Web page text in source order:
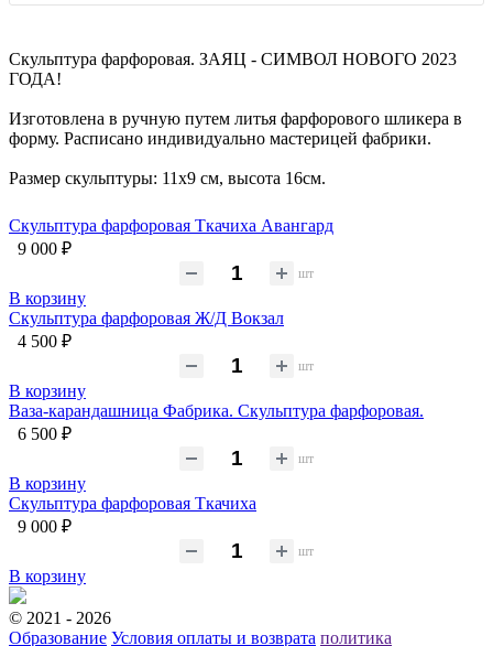
Скульптура фарфоровая. ЗАЯЦ - СИМВОЛ НОВОГО 2023
ГОДА!
Изготовлена в ручную путем литья фарфорового шликера в
форму. Расписано индивидуально мастерицей фабрики.
Размер скульптуры: 11х9 см, высота 16см.
Скульптура фарфоровая Ткачиха Авангард
9 000 ₽
шт
В корзину
Скульптура фарфоровая Ж/Д Вокзал
4 500 ₽
шт
В корзину
Ваза-карандашница Фабрика. Скульптура фарфоровая.
6 500 ₽
шт
В корзину
Скульптура фарфоровая Ткачиха
9 000 ₽
шт
В корзину
© 2021 - 2026
Образование Условия оплаты и возврата политика